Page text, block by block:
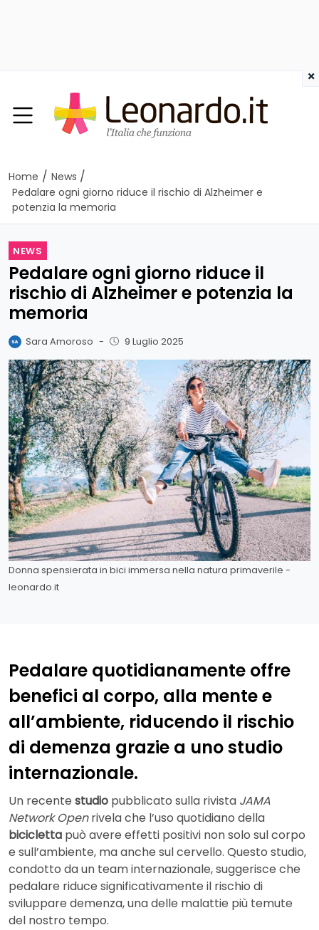
Home / News /
Pedalare ogni giorno riduce il rischio di Alzheimer e
potenzia la memoria
NEWS
Pedalare ogni giorno riduce il
rischio di Alzheimer e potenzia la
memoria
Sara Amoroso - 9 Luglio 2025
Donna spensierata in bici immersa nella natura primaverile -
leonardo.it
Pedalare quotidianamente offre
benefici al corpo, alla mente e
all’ambiente, riducendo il rischio
di demenza grazie a uno studio
internazionale.
Un recente studio pubblicato sulla rivista JAMA
Network Openrivela che l’uso quotidiano della
bicicletta può avere effetti positivi non solo sul corpo
e sull’ambiente, ma anche sul cervello. Questo studio,
condotto da un team internazionale, suggerisce che
pedalare riduce significativamente il rischio di
sviluppare demenza, una delle malattie più temute
del nostro tempo.
×